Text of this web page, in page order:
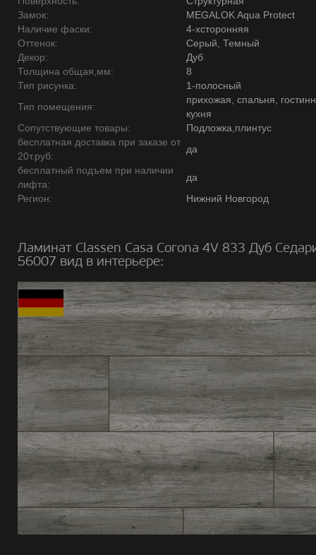
Замок:
MEGALOK Aqua Protect
Наличие фаски:
4-хсторонняя
Оттенок:
Серый, Темный
Декор:
Дуб
Толщина общая,мм:
8
Тип рисунка:
1-полосный
Тип помещения:
прихожая, спальня,
кухня
Сопутствующие товары:
Подложка,плинтус
бесплатная доставка при заказе от
20т.руб:
да
бесплатный подъем при наличии
лифта:
да
Регион:
Нижний Новгород
Ламинат Classen Casa Corona 4V 833 Дуб
56007 вид в интерьере: